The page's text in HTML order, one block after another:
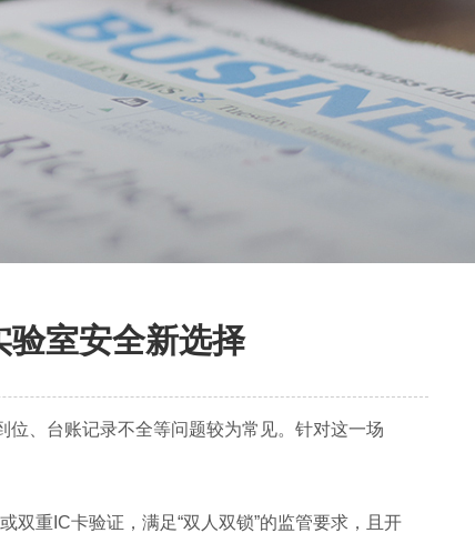
验室安全新选择
位、台账记录不全等问题较为常见。针对这一场
重IC卡验证，满足“双人双锁”的监管要求，且开